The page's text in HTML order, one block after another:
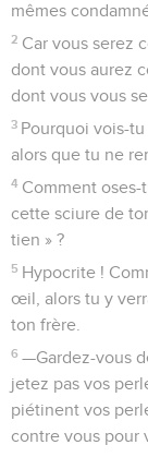
mêmes
2 Car vous serez
dont vous aurez
dont vous vous
3 Pourquoi vois-
alors que tu ne
4 Comment oses-
cette sciure de
tien » ?
5 Hypocrite !
œil, alors tu y
ton frère.
6 —Gardez-vous
jetez pas vos
piétinent vos
contre vous pour